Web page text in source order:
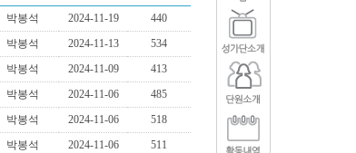
박봉석 2024-11-19
440
박봉석 2024-11-13
534
박봉석 2024-11-09
413
박봉석 2024-11-06
485
박봉석 2024-11-06
518
박봉석 2024-11-06
511